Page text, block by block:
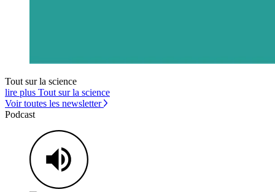
Tout sur la science
lire plus Tout sur la science
Voir toutes les newsletter
Podcast